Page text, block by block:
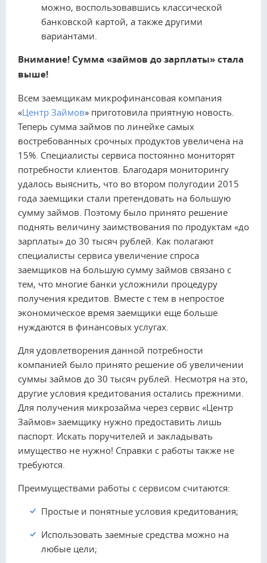
можно, воспользовавшись классической
банковской картой, а также другими
вариантами.
Внимание! Сумма «займов до зарплаты» стала
выше!
Всем заемщикам микрофинансовая компания
«Центр Займов» приготовила приятную новость.
Теперь сумма займов по линейке самых
востребованных срочных продуктов увеличена на
15%. Специалисты сервиса постоянно мониторят
потребности клиентов. Благодаря мониторингу
удалось выяснить, что во втором полугодии 2015
года заемщики стали претендовать на большую
сумму займов. Поэтому было принято решение
поднять величину заимствования по продуктам «до
зарплаты» до 30 тысяч рублей. Как полагают
специалисты сервиса увеличение спроса
заемщиков на большую сумму займов связано с
тем, что многие банки усложнили процедуру
получения кредитов. Вместе с тем в непростое
экономическое время заемщики еще больше
нуждаются в финансовых услугах.
Для удовлетворения данной потребности
компанией было принято решение об увеличении
суммы займов до 30 тысяч рублей. Несмотря на это,
другие условия кредитования остались прежними.
Для получения микрозайма через сервис «Центр
Займов» заемщику нужно предоставить лишь
паспорт. Искать поручителей и закладывать
имущество не нужно! Справки с работы также не
требуются.
Преимуществами работы с сервисом считаются:
Простые и понятные условия кредитования;
Использовать заемные средства можно на
любые цели;